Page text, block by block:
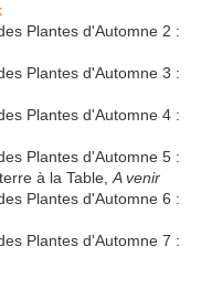
Plantes d'Automne 2 :
Plantes d'Automne 3 :
Plantes d'Automne 4 :
Plantes d'Automne 5 :
à la Table, A venir
Plantes d'Automne 6 :
Plantes d'Automne 7 :